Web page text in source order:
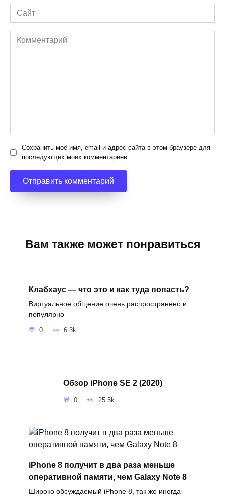
Сайт
Комментарий
Сохранить моё имя, email и адрес сайта в этом браузере для
последующих моих комментариев.
Вам также может понравиться
Клабхаус — что это и как туда попасть?
Виртуальное общение очень распространено и
популярно
0 6.3k.
Обзор iPhone SE 2 (2020)
0 25.5k.
iPhone 8 получит в два раза меньше
оперативной памяти, чем Galaxy Note 8
Широко обсуждаемый iPhone 8, так же иногда